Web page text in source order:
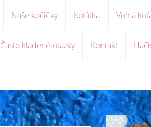
Naše kočičky Koťátka Volná
Často kladené otázky Kontakt